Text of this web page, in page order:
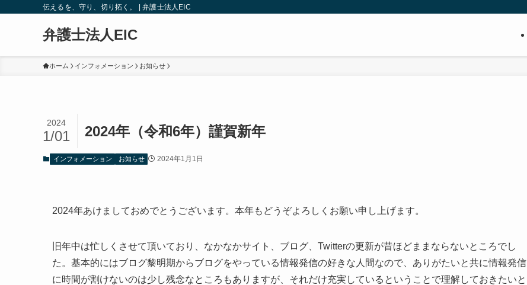
伝えるを、守り、切り拓く。 | 弁護士法人EIC
弁護士法人EIC
ホーム インフォメーション お知らせ
2024年（令和6年）謹賀新年
2024
1/01
インフォメーション お知らせ 2024年1月1日
2024年あけましておめでとうございます。本年もどうぞよろしくお願い申し上げます。
旧年中は忙しくさせて頂いており、なかなかサイト、ブログ、Twitterの更新が昔ほどままならないところでし
た。基本的にはブログ黎明期からブログをやっている情報発信の好きな人間なので、ありがたいと共に情報発信
に時間が割けないのは少し残念なところもありますが、それだけ充実しているということで理解しておきたいと